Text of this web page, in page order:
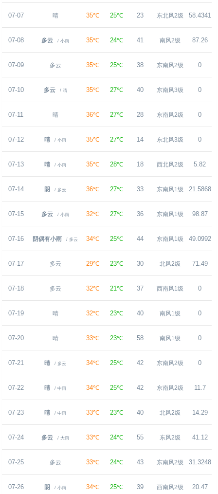
2
07-07 晴 35℃ 25℃ 23 东北风2级 58.4341
07-08 多云 / 小雨 35℃ 24℃ 41 南风2级 87.26
07-09 多云 35℃ 25℃ 38 东南风2级 0
07-10 多云 / 晴 35℃ 27℃ 40 东南风3级 0
07-11 晴 36℃ 27℃ 28 东南风2级 0
07-12 晴 / 小雨 35℃ 27℃ 14 东北风3级 0
07-13 晴 / 小雨 35℃ 28℃ 18 西北风2级 5.82
07-14 阴 / 多云 36℃ 27℃ 33 东南风1级 21.5868
07-15 多云 / 小雨 32℃ 27℃ 36 东南风1级 98.87
07-16 阴偶有小雨 / 多云 34℃ 25℃ 44 东南风1级 49.0992
07-17 多云 29℃ 23℃ 30 北风2级 71.49
07-18 多云 32℃ 21℃ 37 西南风1级 0
07-19 晴 32℃ 23℃ 40 南风1级 0
07-20 晴 33℃ 23℃ 58 南风1级 0
07-21 晴 / 多云 34℃ 25℃ 42 东南风2级 0
07-22 晴 / 中雨 34℃ 25℃ 42 东南风2级 11.7
07-23 晴 / 中雨 33℃ 23℃ 40 北风2级 14.29
07-24 多云 / 大雨 33℃ 24℃ 55 东风2级 41.12
07-25 多云 33℃ 24℃ 43 东南风2级 31.3248
07-26 阴 / 小雨 34℃ 25℃ 39 西南风2级 20.47